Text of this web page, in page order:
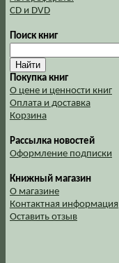
CD и DVD
Поиск книг
Покупка книг
О цене и ценности книг
Оплата и доставка
Корзина
Рассылка новостей
Оформление подписки
Книжный магазин
О магазине
Контактная информация
Оставить отзыв